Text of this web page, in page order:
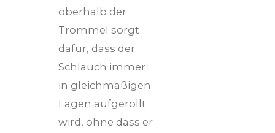
oberhalb der
Trommel sorgt
dafür, dass der
Schlauch immer
in gleichmäßigen
Lagen aufgerollt
wird, ohne dass er